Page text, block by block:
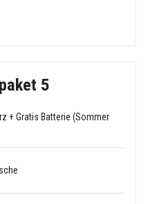
5
+ Gratis Batterie (Sommer